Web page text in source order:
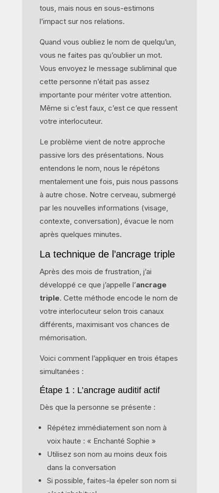
tous, mais nous en sous-estimons
l’impact sur nos relations.
Quand vous oubliez le nom de quelqu’un,
vous ne faites pas qu’oublier un mot.
Vous envoyez le message subliminal que
cette personne n’était pas assez
importante pour mériter votre attention.
Même si c’est faux, c’est ce que ressent
votre interlocuteur.
Le problème vient de notre approche
passive lors des présentations. Nous
entendons le nom, nous le répétons
mentalement une fois, puis nous passons
à autre chose. Notre cerveau, submergé
par les nouvelles informations (visage,
contexte, conversation), évacue le nom
après quelques minutes.
La technique de l’ancrage triple
Après des mois de frustration, j’ai
développé ce que j’appelle l’ancrage
triple. Cette méthode encode le nom de
votre interlocuteur selon trois canaux
différents, maximisant vos chances de
mémorisation.
Voici comment l’appliquer en trois étapes
simultanées :
Étape 1 : L’ancrage auditif actif
Dès que la personne se présente :
Répétez immédiatement son nom à
voix haute : « Enchanté Sophie »
Utilisez son nom au moins deux fois
dans la conversation
Si possible, faites-la épeler son nom si